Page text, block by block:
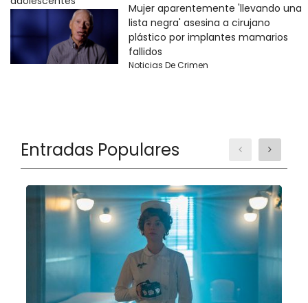
Mujer aparentemente 'llevando una
lista negra' asesina a cirujano
plástico por implantes mamarios
fallidos
Noticias De Crimen
Entradas Populares